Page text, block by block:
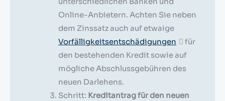
Online-Anbietern. Achten Sie neben
dem Zinssatz auch auf etwaige
Vorfälligkeitsentschädigungen
für
den bestehenden Kredit sowie auf
mögliche Abschlussgebühren des
neuen Darlehens.
Schritt: Kreditantrag für den neuen